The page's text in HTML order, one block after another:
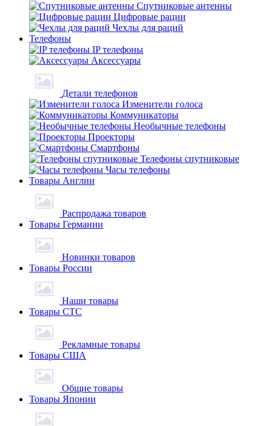
Спутниковые антенны
Цифровые рации
Чехлы для раций
Телефоны
IP телефоны
Аксессуары
Детали телефонов
Изменители голоса
Коммуникаторы
Необычные телефоны
Проекторы
Смартфоны
Телефоны спутниковые
Часы телефоны
Товары Англии
Распродажа товаров
Товары Германии
Новинки товаров
Товары России
Наши товары
Товары СТС
Рекламные товары
Товары США
Общие товары
Товары Японии